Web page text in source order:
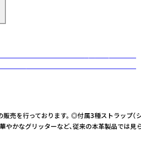
っております。 ◎付属3種ストラッ
リッターなど、従来の本革製品で